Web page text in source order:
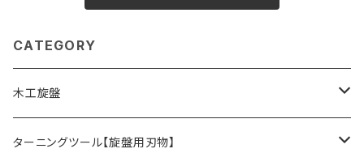
CATEGORY
木工旋盤
旋盤オプションパーツ
ターニングツール【旋盤用刃物】